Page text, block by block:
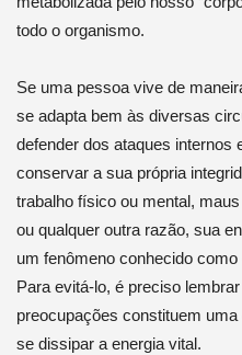
todo o organismo.
Se uma pessoa vive de
se adapta bem às diversas
defender dos ataques internos
conservar a sua própria
trabalho físico ou mental,
ou qualquer outra razão, sua
um fenômeno conhecido
Para evitá-lo, é preciso
preocupações constituem
se dissipar a energia vital.